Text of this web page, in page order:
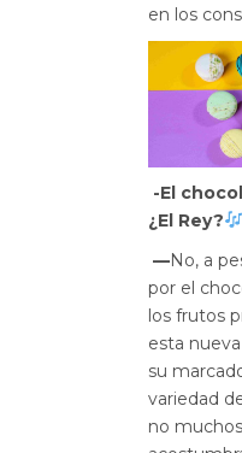
en los
-El
¿El Rey?
—No, a
por el
los frutos
esta
su
variedad
no